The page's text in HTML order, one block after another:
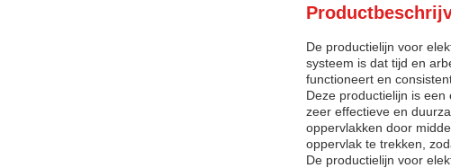
De productielijn voor
systeem is dat tijd en
functioneert en
Deze productielijn is
zeer effectieve en
oppervlakken door
oppervlak te trekken,
De productielijn voor